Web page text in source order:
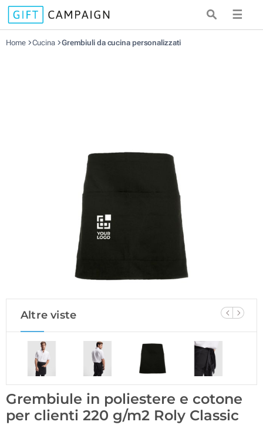
☰
Home Cucina Grembiuli da cucina personalizzati
Altre viste
Grembiule in poliestere e cotone
per clienti 220 g/m2 Roly Classic